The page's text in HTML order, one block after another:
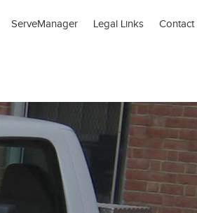
ServeManager Legal Links Contact